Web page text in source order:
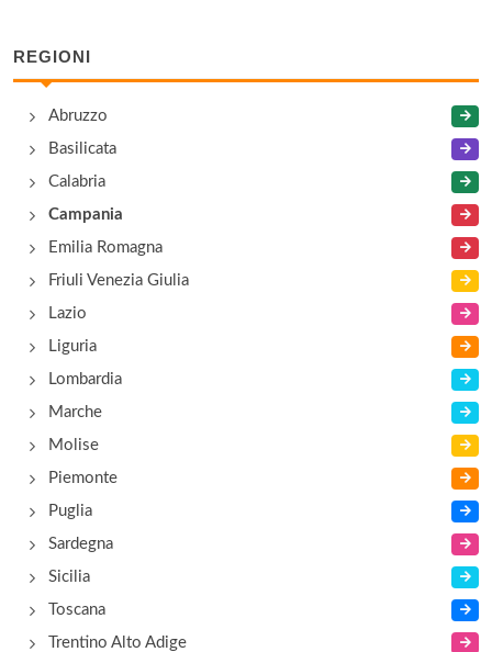
REGIONI
Abruzzo
Basilicata
Calabria
Campania
Emilia Romagna
Friuli Venezia Giulia
Lazio
Liguria
Lombardia
Marche
Molise
Piemonte
Puglia
Sardegna
Sicilia
Toscana
Trentino Alto Adige